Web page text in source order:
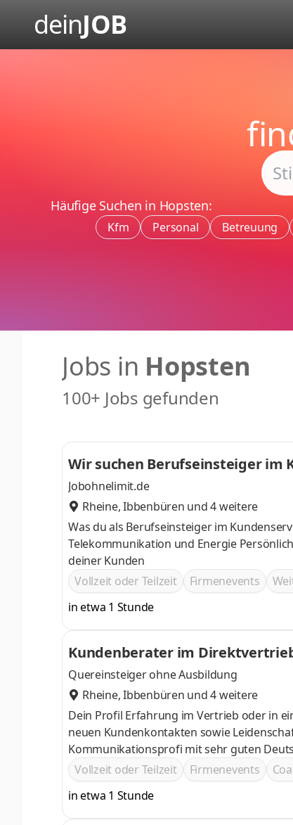
deinJOB
Häufige Suchen in Hopsten:
Kfm Personal Betreuung
Jobs in Hopsten
100+ Jobs gefunden
Wir suchen Berufseinsteiger im
Jobohnelimit.de
Rheine,Ibbenbüren und 4 weitere
Was du als Berufseinsteiger im
Telekommunikation und Energie
deiner Kunden
Vollzeit oder Teilzeit
Firmenevents
in etwa 1 Stunde
Kundenberater im
Quereinsteiger ohne Ausbildung
Rheine,Ibbenbüren und 4 weitere
Dein Profil Erfahrung im Vertrieb oder in einer
neuen Kundenkontakten sowie
Kommunikationsprofi mit sehr guten
Vollzeit oder Teilzeit
Firmenevents
in etwa 1 Stunde